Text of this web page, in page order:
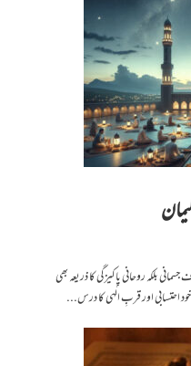
بلکہ روحانی پاکیزگی کا ذریعہ بھی
احتسابی اور قربِ الٰہی کا درس...